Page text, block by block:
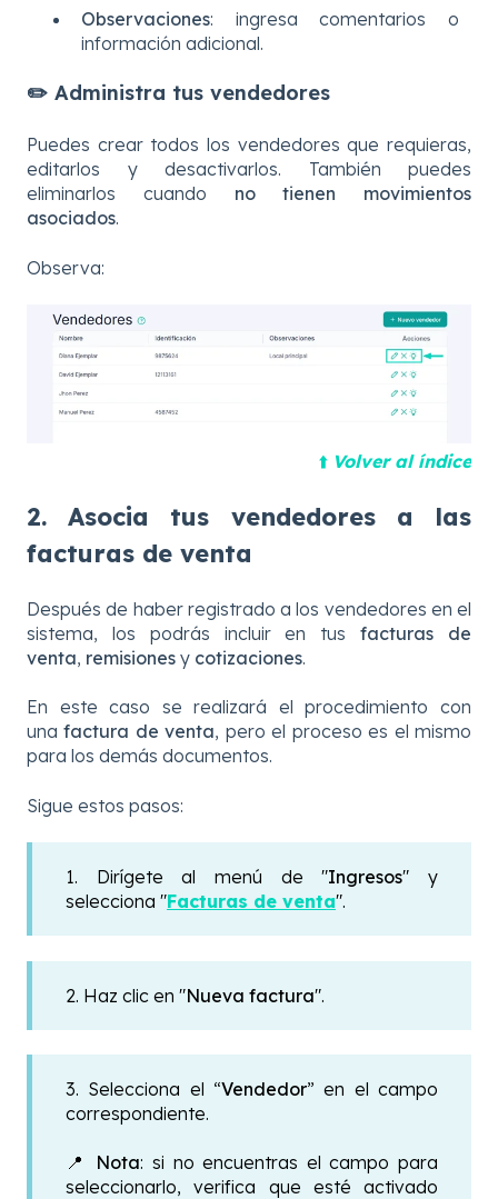
Observaciones: ingresa comentarios o
información adicional.
✏️ Administra tus vendedores
Puedes crear todos los vendedores que requieras,
editarlos y desactivarlos. También puedes
eliminarlos cuando no tienen movimientos
asociados.
Observa:
⬆️ Volver al índice
2. Asocia tus vendedores a las
facturas de venta
Después de haber registrado a los vendedores en el
sistema, los podrás incluir en tusfacturas de
venta, remisiones y cotizaciones.
En este caso se realizará el procedimiento con
unafactura de venta, pero el proceso es el mismo
para los demás documentos.
Sigue estos pasos:
1. Dirígete al menú de "Ingresos" y
selecciona "Facturas de venta".
2. Haz clic en "Nueva factura".
3. Selecciona el “Vendedor” en el campo
correspondiente.
📍 Nota: si no encuentras el campo para
seleccionarlo, verifica que esté activado